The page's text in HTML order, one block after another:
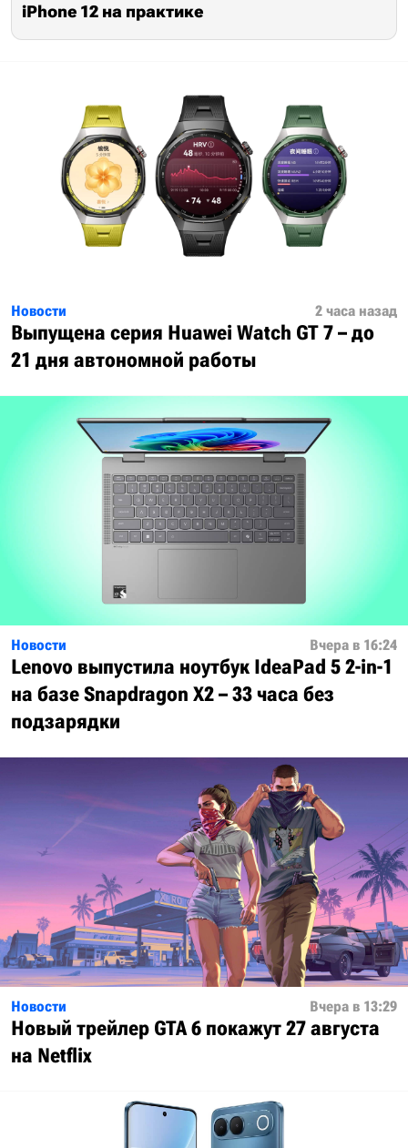
iPhone 12 на практике
Новости 2 часа назад
Выпущена серия Huawei Watch GT 7 – до
21 дня автономной работы
Новости Вчера в 16:24
Lenovo выпустила ноутбук IdeaPad 5 2-in-1
на базе Snapdragon X2 – 33 часа без
подзарядки
Новости Вчера в 13:29
Новый трейлер GTA 6 покажут 27 августа
на Netflix